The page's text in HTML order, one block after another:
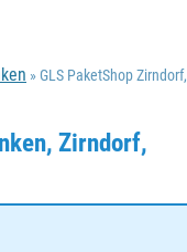
» GLS PaketShop Zirndorf,
Zirndorf,